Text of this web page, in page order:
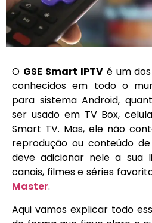
O GSE Smart IPTVé um dos
conhecidos ​​em todo o
para sistema Android,
ser usado em TV Box,
Smart TV. Mas, ele não
reprodução ou conteúdo
deve adicionar nele a sua
canais, filmes e séries
Master.
Aqui vamos explicar todo